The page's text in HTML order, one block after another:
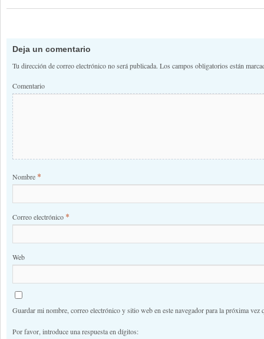
Deja un comentario
Tu dirección de correo electrónico no será publicada. Los campos obligatorios están
Comentario
Nombre *
Correo electrónico *
Web
Guardar mi nombre, correo electrónico y sitio web en este navegador para la próxima vez
Por favor, introduce una respuesta en dígitos: